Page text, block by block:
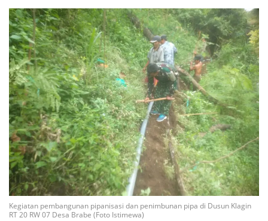
Kegiatan pembangunan pipanisasi dan penimbunan pipa di Dusun Klagin
RT 20 RW 07 Desa Brabe (Foto Istimewa)